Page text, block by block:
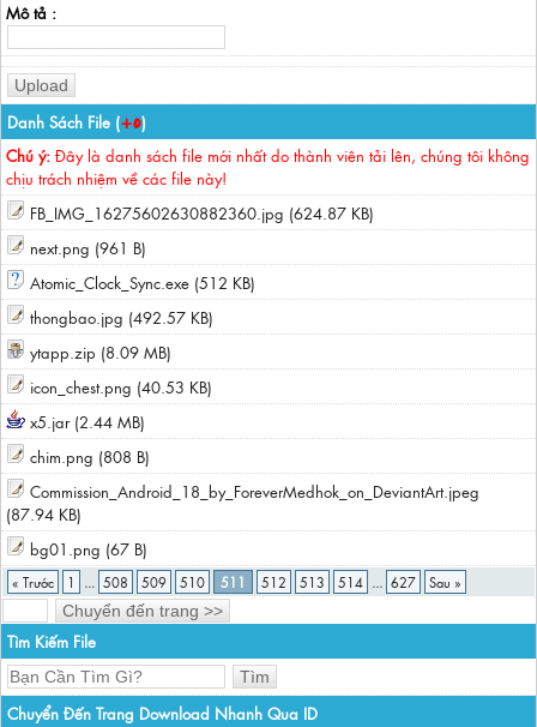
Mô tả :
Danh Sách File (+0)
Chú ý: Đây là danh sách file mới nhất do thành viên tải lên, chúng tôi không
chịu trách nhiệm về các file này!
FB_IMG_16275602630882360.jpg (624.87 KB)
next.png (961 B)
Atomic_Clock_Sync.exe (512 KB)
thongbao.jpg (492.57 KB)
ytapp.zip (8.09 MB)
icon_chest.png (40.53 KB)
x5.jar (2.44 MB)
chim.png (808 B)
Commission_Android_18_by_ForeverMedhok_on_DeviantArt.jpeg
(87.94 KB)
bg01.png (67 B)
« Trước 1 ... 508 509 510 511 512 513 514 ... 627 Sau »
Tìm Kiếm File
Chuyển Đến Trang Download Nhanh Qua ID